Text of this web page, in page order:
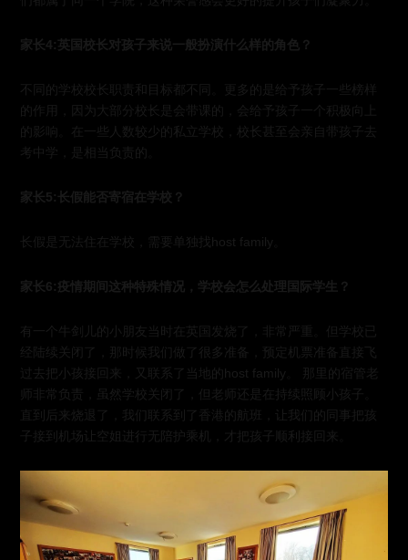
家长4:英国校长对孩子来说一般扮演什么样的角色？
不同的学校校长职责和目标都不同。更多的是给予孩子一些榜样
的作用，因为大部分校长是会带课的，会给予孩子一个积极向上
的影响。在一些人数较少的私立学校，校长甚至会亲自带孩子去
考中学，是相当负责的。
家长5:长假能否寄宿在学校？
长假是无法住在学校，需要单独找host family。
家长6:疫情期间这种特殊情况，学校会怎么处理国际学生？
有一个牛剑儿的小朋友当时在英国发烧了，非常严重。但学校已
经陆续关闭了，那时候我们做了很多准备，预定机票准备直接飞
过去把小孩接回来，又联系了当地的host family。 那里的宿管老
师非常负责，虽然学校关闭了，但老师还是在持续照顾小孩子。
直到后来烧退了，我们联系到了香港的航班，让我们的同事把孩
子接到机场让空姐进行无陪护乘机，才把孩子顺利接回来。